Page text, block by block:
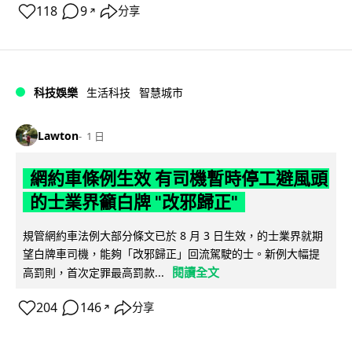
118 9 ↗ 分享
科技娛樂 生活科技 智慧城市
Lawton 1 日
網約車條例生效 有司機暫時停工避風頭
的士業界籲白牌 "改邪歸正"
規管網約車法例大部分條文已於 8 月 3 日生效，的士業界就期
望白牌車司機，能夠「改邪歸正」回流駕駛的士。新例大幅提
高罰則，首次定罪最高罰款...
閱讀全文
204 146 ↗ 分享